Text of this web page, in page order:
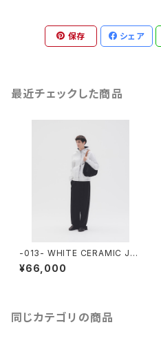
保存 シェア
最近チェックした商品
-013- WHITE CERAMIC JA
CKET
¥66,000
同じカテゴリの商品